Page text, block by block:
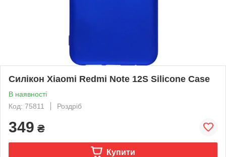
Силікон Xiaomi Redmi Note 12S Silicone Case
В наявності
Код: 75811
Роздріб
349 ₴
Купити